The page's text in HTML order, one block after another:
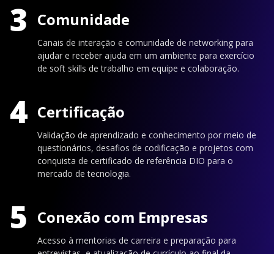
3 Comunidade
Canais de interação e comunidade de networking para
ajudar e receber ajuda em um ambiente para exercício
de soft skills de trabalho em equipe e colaboração.
4 Certificação
Validação de aprendizado e conhecimento por meio de
questionários, desafios de codificação e projetos com
conquista de certificado de referência DIO para o
mercado de tecnologia.
5 Conexão com Empresas
Acesso à mentorias de carreira e preparação para